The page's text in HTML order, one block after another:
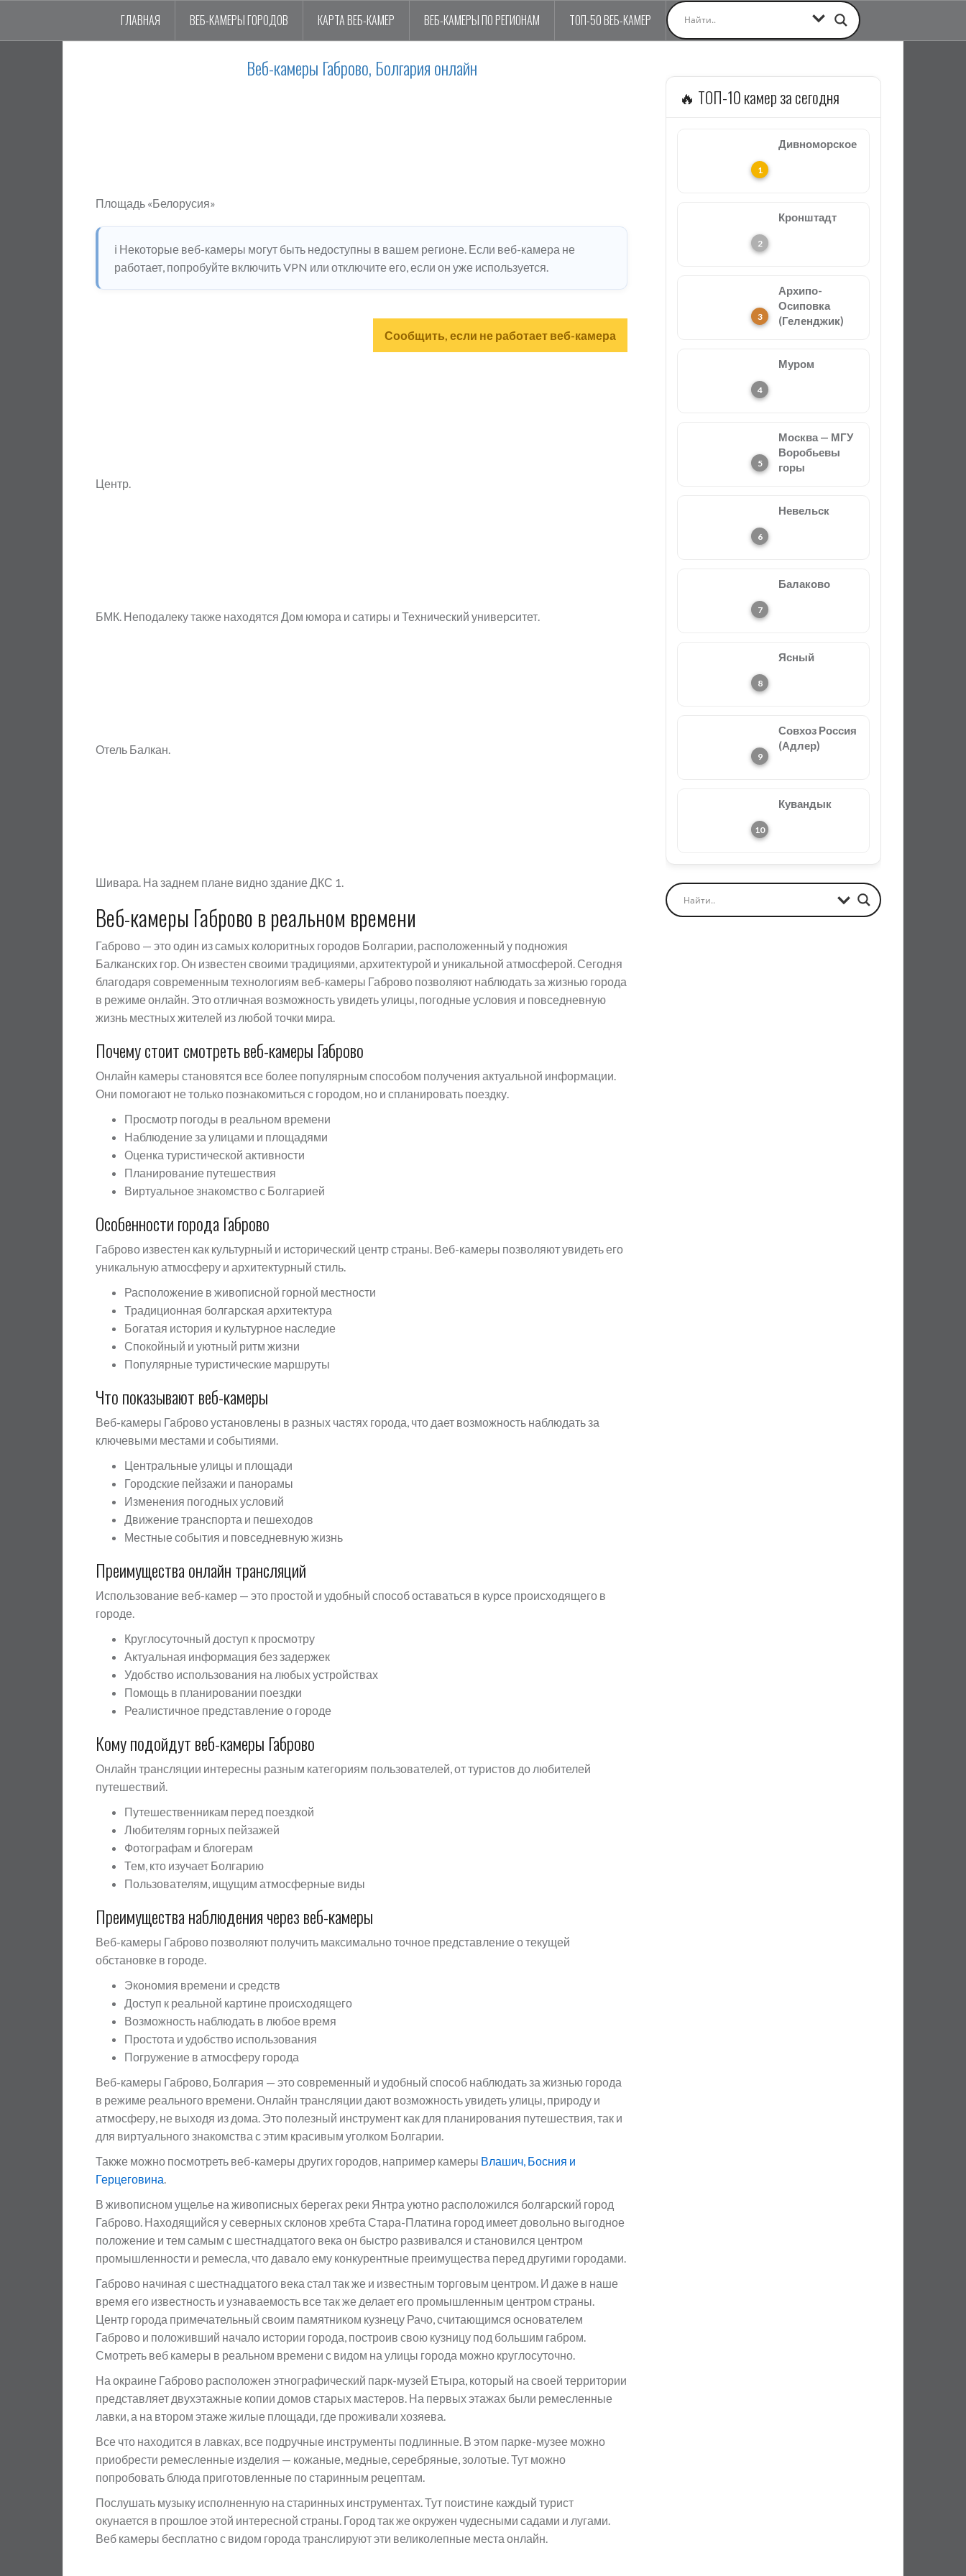
ГЛАВНАЯ ВЕБ-КАМЕРЫ ГОРОДОВ КАРТА ВЕБ-КАМЕР ВЕБ-КАМЕРЫ ПО РЕГИОНАМ ТОП-50 ВЕБ-КАМЕР
Веб-камеры Габрово, Болгария онлайн
Площадь «Белорусия»
ℹ️ Некоторые веб-камеры могут быть недоступны в вашем регионе. Если веб-камера не
работает, попробуйте включить VPN или отключите его, если он уже используется.
Сообщить, если не работает веб-камера
Центр.
БМК. Неподалеку также находятся Дом юмора и сатиры и Технический университет.
Отель Балкан.
Шивара. На заднем плане видно здание ДКС 1.
Веб-камеры Габрово в реальном времени
Габрово — это один из самых колоритных городов Болгарии, расположенный у подножия
Балканских гор. Он известен своими традициями, архитектурой и уникальной атмосферой. Сегодня
благодаря современным технологиям веб-камеры Габрово позволяют наблюдать за жизнью города
в режиме онлайн. Это отличная возможность увидеть улицы, погодные условия и повседневную
жизнь местных жителей из любой точки мира.
Почему стоит смотреть веб-камеры Габрово
Онлайн камеры становятся все более популярным способом получения актуальной информации.
Они помогают не только познакомиться с городом, но и спланировать поездку.
Просмотр погоды в реальном времени
Наблюдение за улицами и площадями
Оценка туристической активности
Планирование путешествия
Виртуальное знакомство с Болгарией
Особенности города Габрово
Габрово известен как культурный и исторический центр страны. Веб-камеры позволяют увидеть его
уникальную атмосферу и архитектурный стиль.
Расположение в живописной горной местности
Традиционная болгарская архитектура
Богатая история и культурное наследие
Спокойный и уютный ритм жизни
Популярные туристические маршруты
Что показывают веб-камеры
Веб-камеры Габрово установлены в разных частях города, что дает возможность наблюдать за
ключевыми местами и событиями.
Центральные улицы и площади
Городские пейзажи и панорамы
Изменения погодных условий
Движение транспорта и пешеходов
Местные события и повседневную жизнь
Преимущества онлайн трансляций
Использование веб-камер — это простой и удобный способ оставаться в курсе происходящего в
городе.
Круглосуточный доступ к просмотру
Актуальная информация без задержек
Удобство использования на любых устройствах
Помощь в планировании поездки
Реалистичное представление о городе
Кому подойдут веб-камеры Габрово
Онлайн трансляции интересны разным категориям пользователей, от туристов до любителей
путешествий.
Путешественникам перед поездкой
Любителям горных пейзажей
Фотографам и блогерам
Тем, кто изучает Болгарию
Пользователям, ищущим атмосферные виды
Преимущества наблюдения через веб-камеры
Веб-камеры Габрово позволяют получить максимально точное представление о текущей
обстановке в городе.
Экономия времени и средств
Доступ к реальной картине происходящего
Возможность наблюдать в любое время
Простота и удобство использования
Погружение в атмосферу города
Веб-камеры Габрово, Болгария — это современный и удобный способ наблюдать за жизнью города
в режиме реального времени. Онлайн трансляции дают возможность увидеть улицы, природу и
атмосферу, не выходя из дома. Это полезный инструмент как для планирования путешествия, так и
для виртуального знакомства с этим красивым уголком Болгарии.
Также можно посмотреть веб-камеры других городов, например камеры Влашич, Босния и
Герцеговина.
В живописном ущелье на живописных берегах реки Янтра уютно расположился болгарский город
Габрово. Находящийся у северных склонов хребта Стара-Платина город имеет довольно выгодное
положение и тем самым с шестнадцатого века он быстро развивался и становился центром
промышленности и ремесла, что давало ему конкурентные преимущества перед другими городами.
Габрово начиная с шестнадцатого века стал так же и известным торговым центром. И даже в наше
время его известность и узнаваемость все так же делает его промышленным центром страны.
Центр города примечательный своим памятником кузнецу Рачо, считающимся основателем
Габрово и положивший начало истории города, построив свою кузницу под большим габром.
Смотреть веб камеры в реальном времени с видом на улицы города можно круглосуточно.
На окраине Габрово расположен этнографический парк-музей Етыра, который на своей территории
представляет двухэтажные копии домов старых мастеров. На первых этажах были ремесленные
лавки, а на втором этаже жилые площади, где проживали хозяева.
Все что находится в лавках, все подручные инструменты подлинные. В этом парке-музее можно
приобрести ремесленные изделия — кожаные, медные, серебряные, золотые. Тут можно
попробовать блюда приготовленные по старинным рецептам.
Послушать музыку исполненную на старинных инструментах. Тут поистине каждый турист
окунается в прошлое этой интересной страны. Город так же окружен чудесными садами и лугами.
Веб камеры бесплатно с видом города транслируют эти великолепные места онлайн.
🔥 ТОП-10 камер за сегодня
Дивноморское
Кронштадт
Архипо-
Осиповка
(Геленджик)
Муром
Москва — МГУ
Воробьевы
горы
Невельск
Балаково
Ясный
Совхоз Россия
(Адлер)
Кувандык